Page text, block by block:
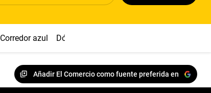
Corredor azul Dólar
Añadir El Comercio como fuente preferida en